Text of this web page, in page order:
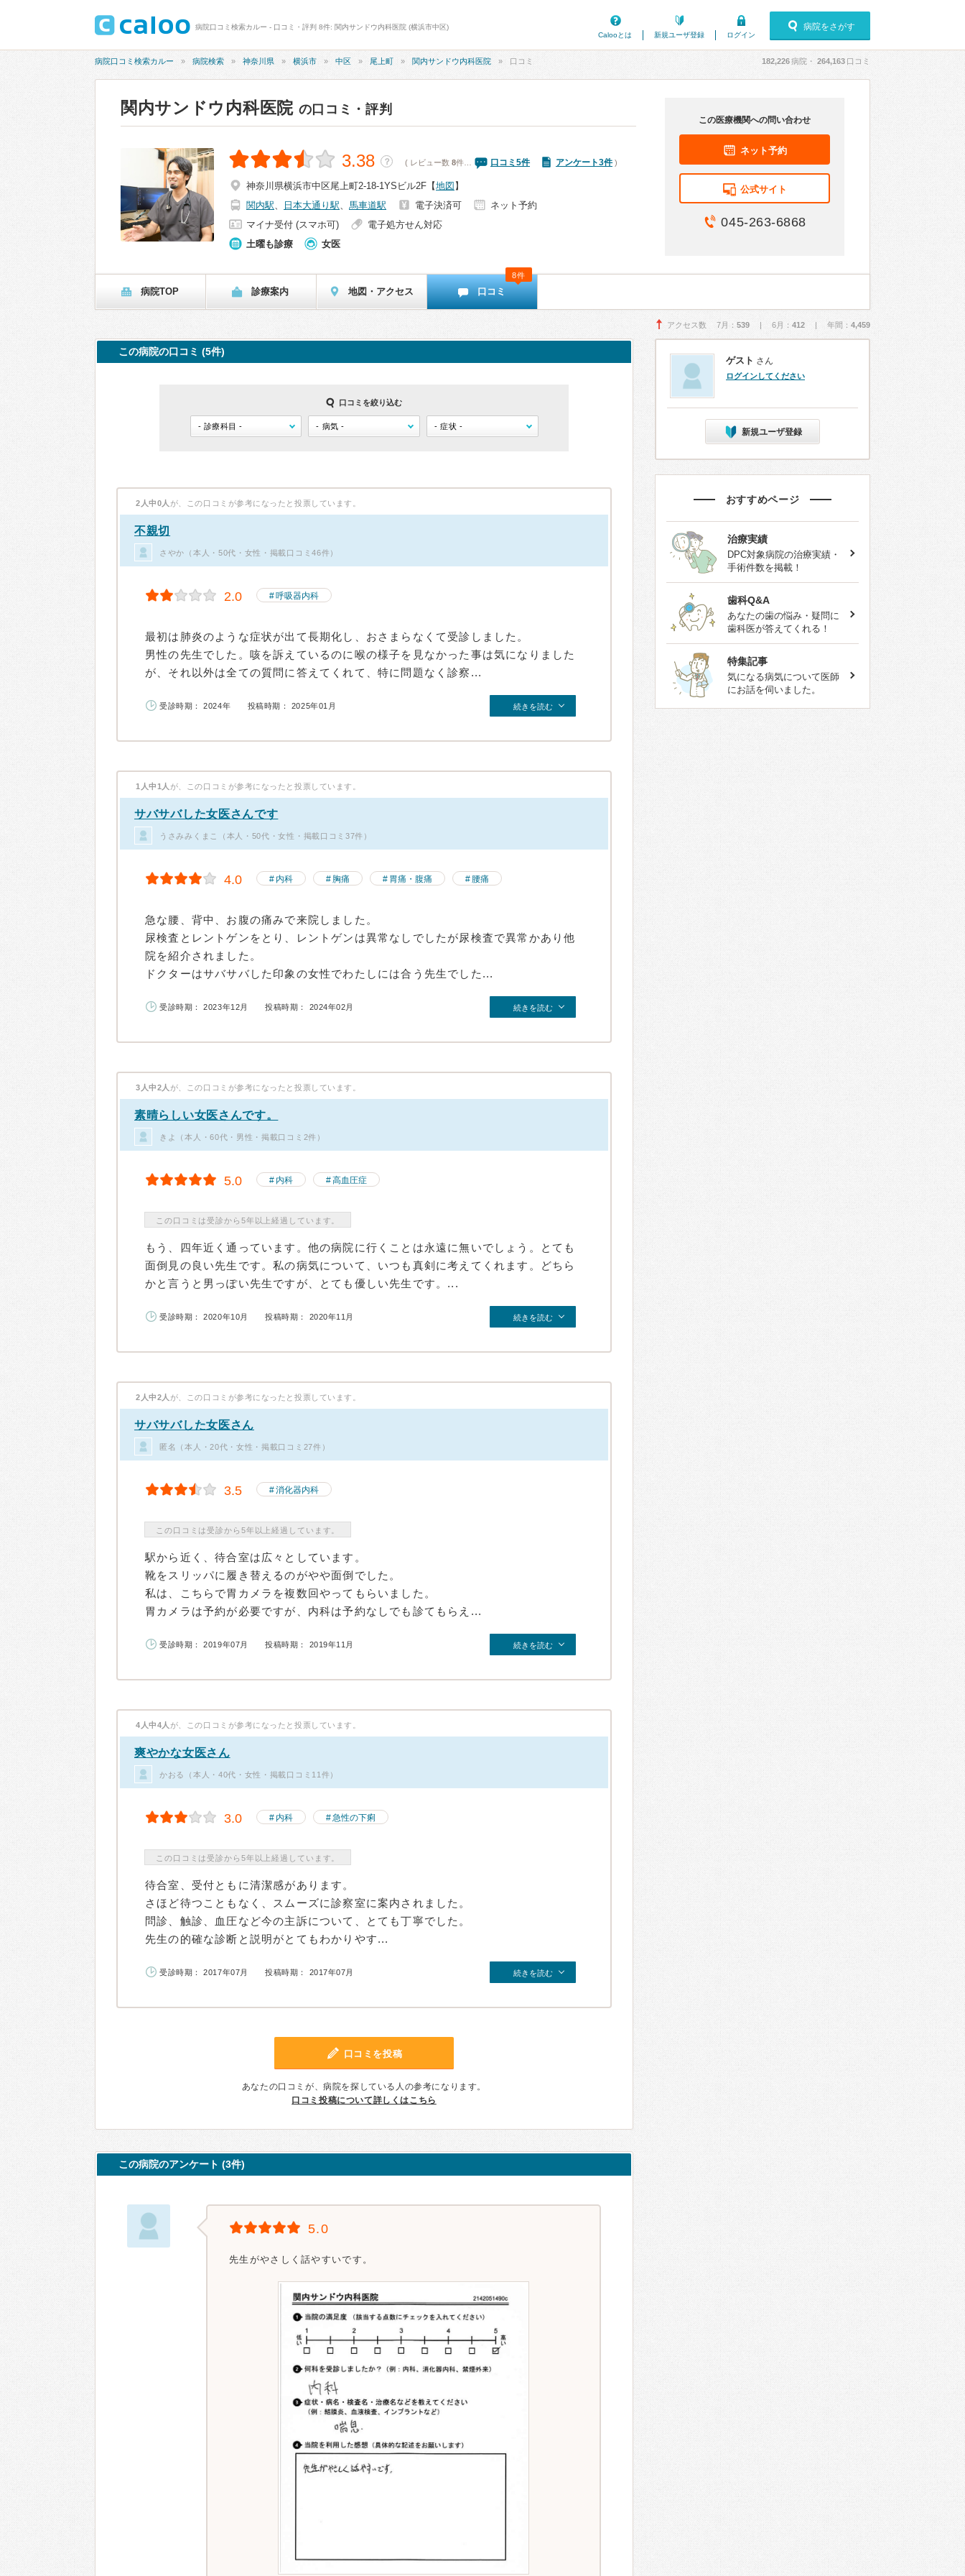
病院口コミ検索カルー - 口コミ・評判 8件: 関内サンドウ内科医院 (横浜市中区)
Calooとは
新規ユーザ登録 ログイン
病院をさがす
病院口コミ検索カルー 病院検索 神奈川県 横浜市 中区 尾上町 関内サンドウ内科医院 口コミ 182,226病院・ 264,163 口コミ
関内サンドウ内科医院 の口コミ・評判
3.38 ？ ( レビュー数 8件… 口コミ 5件 アンケート3件)
神奈川県横浜市中区尾上町2-18-1YSビル2F 【地図 】
関内駅、 日本大通り駅、 馬車道駅 電子決済可
ネット予約
マイナ受付 (スマホ可)
電子処方せん対応
土曜も診療
女医
この医療機関への問い合わせ
ネット予約
公式サイト
045-263-6868
病院TOP 診療案内 地図・アクセス 口コミ
8件
アクセス数 7月： 539 | 6月： 412 | 年間： 4,459
この病院の口コミ (5件)
口コミを絞り込む
2人中0人 が、この口コミが参考になったと投票しています。
不親切
さやか（本人・50代・女性・掲載口コミ46件）
2.0 呼吸器内科
最初は肺炎のような症状が出て長期化し、おさまらなくて受診しました。
男性の先生でした。咳を訴えているのに喉の様子を見なかった事は気になりました
が、それ以外は全ての質問に答えてくれて、特に問題なく診察...
受診時期： 2024年 投稿時期： 2025年01月 続きを読む
1人中1人 が、この口コミが参考になったと投票しています。
サバサバした女医さんです
うさみみくまこ（本人・50代・女性・掲載口コミ37件）
4.0 内科 胸痛 胃痛・腹痛 腰痛
急な腰、背中、お腹の痛みで来院しました。
尿検査とレントゲンをとり、レントゲンは異常なしでしたが尿検査で異常かあり他
院を紹介されました。
ドクターはサバサバした印象の女性でわたしには合う先生でした...
受診時期： 2023年12月 投稿時期： 2024年02月 続きを読む
3人中2人 が、この口コミが参考になったと投票しています。
素晴らしい女医さんです。
きよ（本人・60代・男性・掲載口コミ2件）
5.0 内科 高血圧症
この口コミは受診から5年以上経過しています。
もう、四年近く通っています。他の病院に行くことは永遠に無いでしょう。とても
面倒見の良い先生です。私の病気について、いつも真剣に考えてくれます。どちら
かと言うと男っぽい先生ですが、とても優しい先生です。...
受診時期： 2020年10月 投稿時期： 2020年11月 続きを読む
2人中2人 が、この口コミが参考になったと投票しています。
サバサバした女医さん
匿名（本人・20代・女性・掲載口コミ27件）
3.5 消化器内科
この口コミは受診から5年以上経過しています。
駅から近く、待合室は広々としています。
靴をスリッパに履き替えるのがやや面倒でした。
私は、こちらで胃カメラを複数回やってもらいました。
胃カメラは予約が必要ですが、内科は予約なしでも診てもらえ...
受診時期： 2019年07月 投稿時期： 2019年11月 続きを読む
4人中4人 が、この口コミが参考になったと投票しています。
爽やかな女医さん
かおる（本人・40代・女性・掲載口コミ11件）
3.0 内科 急性の下痢
この口コミは受診から5年以上経過しています。
待合室、受付ともに清潔感があります。
さほど待つこともなく、スムーズに診察室に案内されました。
問診、触診、血圧など今の主訴について、とても丁寧でした。
先生の的確な診断と説明がとてもわかりやす...
受診時期： 2017年07月 投稿時期： 2017年07月 続きを読む
口コミを投稿
あなたの口コミが、病院を探している人の参考になります。
口コミ投稿について詳しくはこちら
この病院のアンケート (3件)
5.0
先生がやさしく話やすいです。
ゲスト さん
ログインしてください
新規ユーザ登録
おすすめページ
治療実績
DPC対象病院の治療実績・
手術件数を掲載！
歯科Q&A
あなたの歯の悩み・疑問に
歯科医が答えてくれる！
特集記事
気になる病気について医師
にお話を伺いました。